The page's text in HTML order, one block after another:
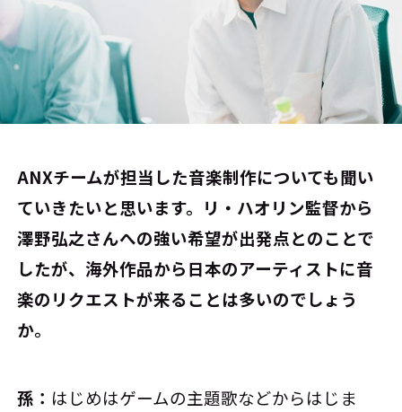
――ANXチームが担当した音楽制作についても聞い
ていきたいと思います。リ・ハオリン監督から
澤野弘之さんへの強い希望が出発点とのことで
したが、海外作品から日本のアーティストに音
楽のリクエストが来ることは多いのでしょう
か。
孫： はじめはゲームの主題歌などからはじま